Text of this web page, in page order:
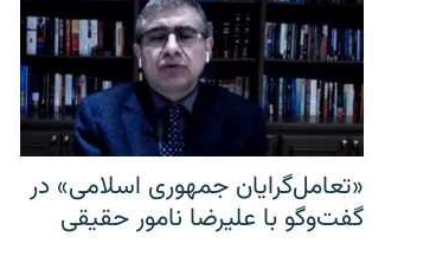
«تعامل‌گرایان جمهوری اسلامی» در
گفت‌وگو با علیرضا نامور حقیقی